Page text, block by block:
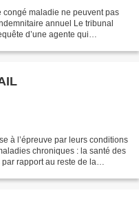
congé maladie ne peuvent pas
annuel Le tribunal
d’une agente qui
à l’épreuve par leurs conditions
chroniques : la santé des
rapport au reste de la